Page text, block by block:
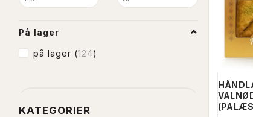
På lager
på lager (124)
KATEGORIER